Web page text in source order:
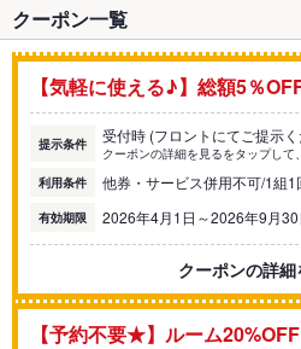
クーポン一覧
【気軽に使える♪】総額5％
提示条件 受付時 (フロントにてご提示
クーポンの詳細を見るをタップして
利用条件
他券・サービス併用不可/1組
有効期限 2026年4月1日～2026年9月30
クーポンの詳細
【予約不要★】ルーム